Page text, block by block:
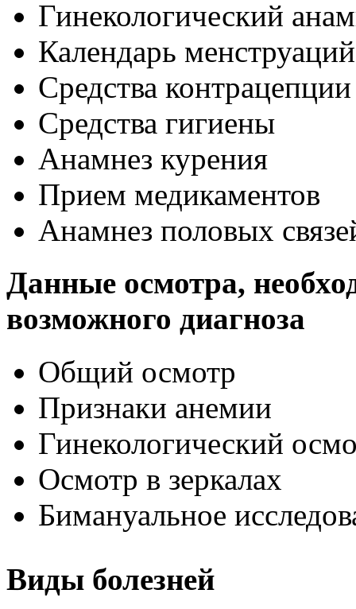
Гинекологический
Календарь менструаций
Средства контрацепции
Средства гигиены
Анамнез курения
Прием медикаментов
Анамнез половых
Данные осмотра,
возможного диагноза
Общий осмотр
Признаки анемии
Гинекологический
Осмотр в зеркалах
Бимануальное
Виды болезней